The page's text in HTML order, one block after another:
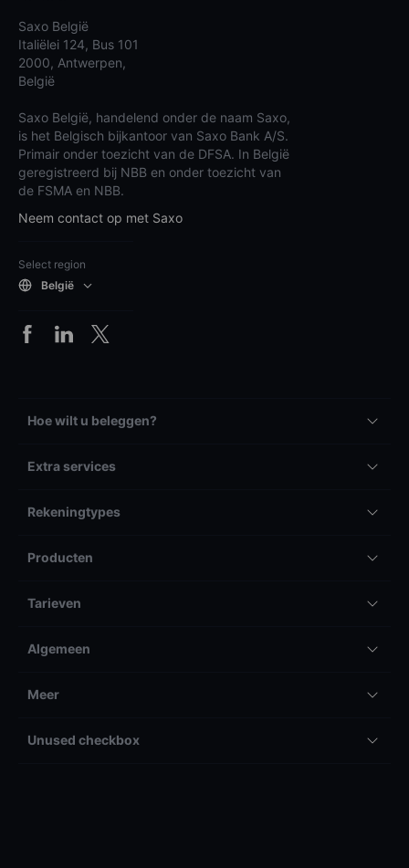
Saxo België
Italiëlei 124, Bus 101
2000, Antwerpen,
België
Saxo België, handelend onder de naam Saxo,
is het Belgisch bijkantoor van Saxo Bank A/S.
Primair onder toezicht van de DFSA. In België
geregistreerd bij NBB en onder toezicht van
de FSMA en NBB.
Neem contact op met Saxo
Select region
België
Hoe wilt u beleggen?
Extra services
Rekeningtypes
Producten
Tarieven
Algemeen
Meer
Unused checkbox